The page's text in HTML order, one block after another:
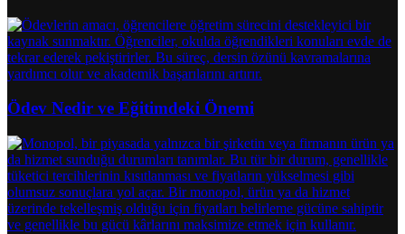
Ödev Nedir ve Eğitimdeki Önemi